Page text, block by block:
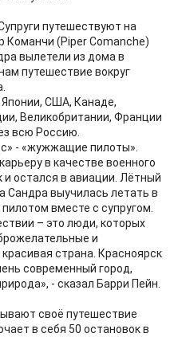
путешествуют на
Команчи (Piper Comanche)
вылетели из дома в
путешествие вокруг
США, Канаде,
Великобритании, Франции
всю Россию.
- «жужжащие пилоты».
в качестве военного
и остался в авиации. Лётный
Сандра выучилась летать в
вместе с супругом.
– это люди, которых
и
страна. Красноярск
современный город,
- сказал Барри Пейн.
своё путешествие
в себя 50 остановок в